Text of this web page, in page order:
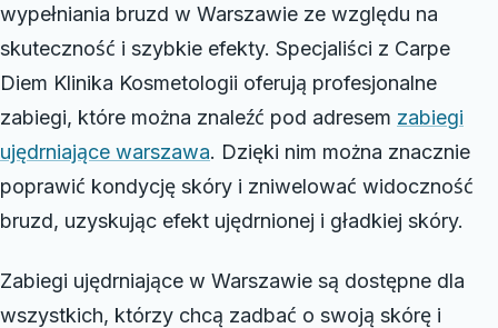
wypełniania bruzd w Warszawie ze względu na
skuteczność i szybkie efekty. Specjaliści z Carpe
Diem Klinika Kosmetologii oferują profesjonalne
zabiegi, które można znaleźć pod adresem zabiegi
ujędrniające warszawa. Dzięki nim można znacznie
poprawić kondycję skóry i zniwelować widoczność
bruzd, uzyskując efekt ujędrnionej i gładkiej skóry.
Zabiegi ujędrniające w Warszawie są dostępne dla
wszystkich, którzy chcą zadbać o swoją skórę i